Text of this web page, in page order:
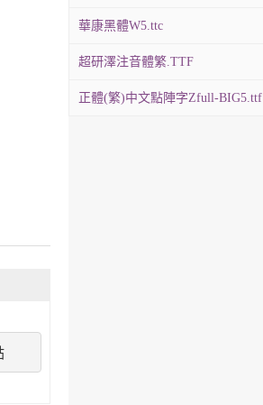
華康黑體W5.ttc
超研澤注音體繁.TTF
正體(繁)中文點陣字Zfull-BIG5.ttf